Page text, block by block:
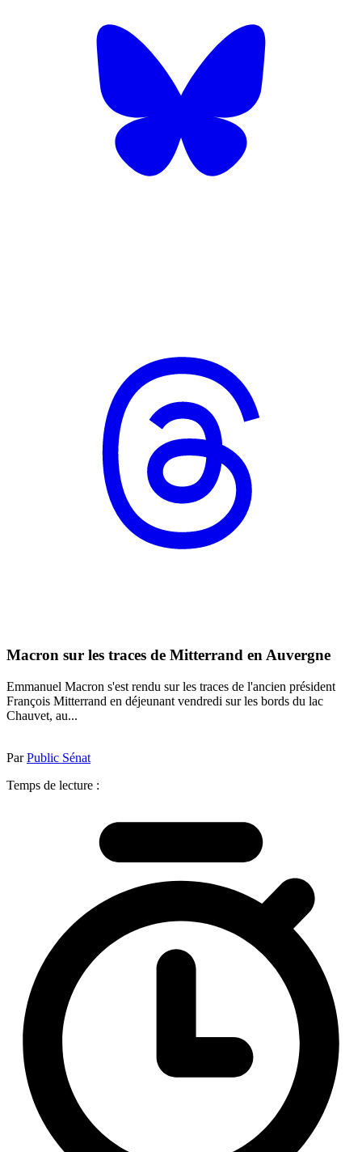
Macron sur les traces de Mitterrand en Auvergne
Emmanuel Macron s'est rendu sur les traces de l'ancien président
François Mitterrand en déjeunant vendredi sur les bords du lac
Chauvet, au...
ParPublic Sénat
Temps de lecture :